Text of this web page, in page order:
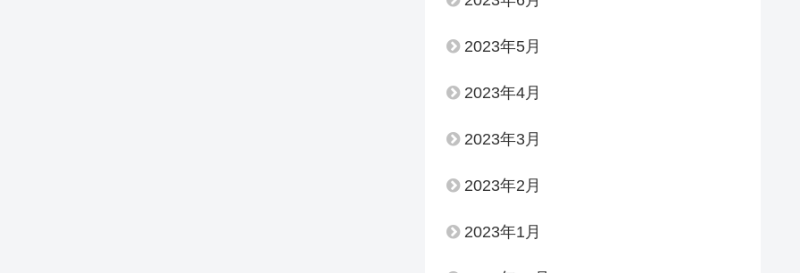
2023年5月
2023年4月
2023年3月
2023年2月
2023年1月